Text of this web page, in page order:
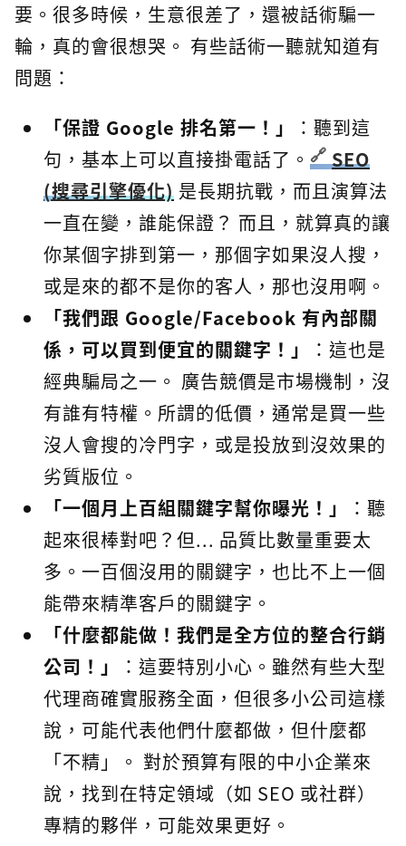
要。很多時候，生意很差了，還被話術騙一
輪，真的會很想哭。 有些話術一聽就知道有
問題：
「保證 Google 排名第一！」
：聽到這
句，基本上可以直接掛電話了。
SEO
(搜尋引擎優化) 是長期抗戰，而且演算法
一直在變，誰能保證？ 而且，就算真的讓
你某個字排到第一，那個字如果沒人搜，
或是來的都不是你的客人，那也沒用啊。
「我們跟 Google/Facebook 有內部關
係，可以買到便宜的關鍵字！」
：這也是
經典騙局之一。 廣告競價是市場機制，沒
有誰有特權。所謂的低價，通常是買一些
沒人會搜的冷門字，或是投放到沒效果的
劣質版位。
「一個月上百組關鍵字幫你曝光！」
：聽
起來很棒對吧？但... 品質比數量重要太
多。一百個沒用的關鍵字，也比不上一個
能帶來精準客戶的關鍵字。
「什麼都能做！我們是全方位的整合行銷
公司！」
：這要特別小心。雖然有些大型
代理商確實服務全面，但很多小公司這樣
說，可能代表他們什麼都做，但什麼都
「不精」。 對於預算有限的中小企業來
說，找到在特定領域（如 SEO 或社群）
專精的夥伴，可能效果更好。